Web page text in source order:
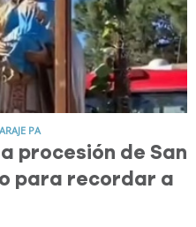
PA
procesión de San
para recordar a